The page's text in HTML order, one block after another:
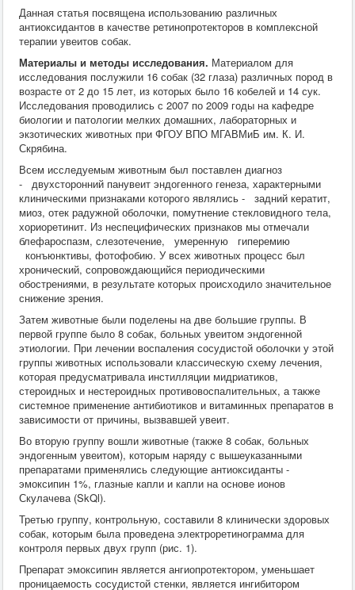
Данная статья посвящена использованию различных
антиоксидантов в качестве ретинопротекторов в комплексной
терапии увеитов собак.
Материалы и методы исследования. Материалом для
исследования послужили 16 собак (32 глаза) различных пород в
возрасте от 2 до 15 лет, из которых было 16 кобелей и 14 сук.
Исследования проводились с 2007 по 2009 годы на кафедре
биологии и патологии мелких домашних, лабораторных и
экзотических животных при ФГОУ ВПО МГАВМиБ им. К. И.
Скрябина.
Всем исследуемым животным был поставлен диагноз
- двухсторонний панувеит эндогенного генеза, характерными
клиническими признаками которого являлись - задний кератит,
миоз, отек радужной оболочки, помутнение стекловидного тела,
хориоретинит. Из неспецифических признаков мы отмечали
блефароспазм, слезотечение, умеренную гиперемию
конъюнктивы, фотофобию. У всех животных процесс был
хронический, сопровождающийся периодическими
обострениями, в результате которых происходило значительное
снижение зрения.
Затем животные были поделены на две большие группы. В
первой группе было 8 собак, больных увеитом эндогенной
этиологии. При лечении воспаления сосудистой оболочки у этой
группы животных использовали классическую схему лечения,
которая предусматривала инстилляции мидриатиков,
стероидных и нестероидных противовоспалительных, а также
системное применение антибиотиков и витаминных препаратов в
зависимости от причины, вызвавшей увеит.
Во вторую группу вошли животные (также 8 собак, больных
эндогенным увеитом), которым наряду с вышеуказанными
препаратами применялись следующие антиоксиданты -
эмоксипин 1%, глазные капли и капли на основе ионов
Скулачева (SkQl).
Третью группу, контрольную, составили 8 клинически здоровых
собак, которым была проведена электроретинограмма для
контроля первых двух групп (рис. 1).
Препарат эмоксипин является ангиопротектором, уменьшает
проницаемость сосудистой стенки, является ингибитором